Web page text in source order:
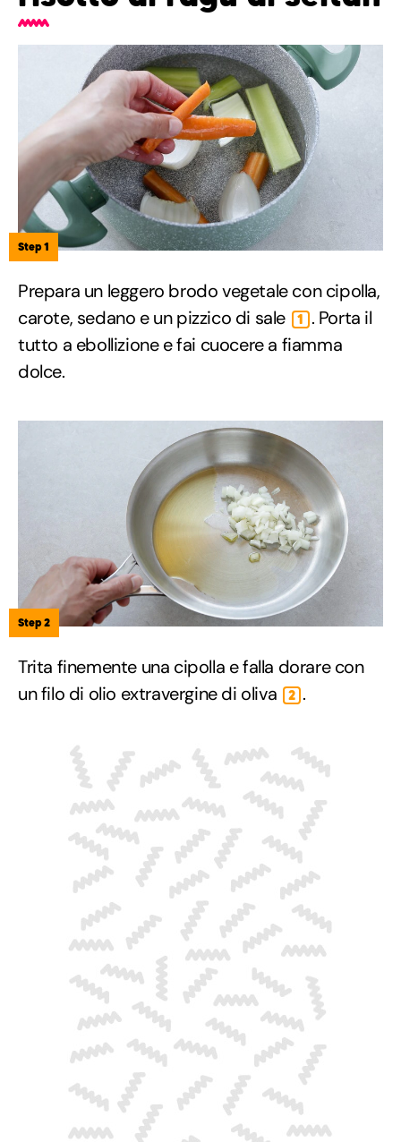
Step 1
Prepara un leggero brodo vegetale con cipolla,
carote, sedano e un pizzico di sale
1
. Porta il
tutto a ebollizione e fai cuocere a fiamma
dolce.
Step 2
Trita finemente una cipolla e falla dorare con
un filo di olio extravergine di oliva
2 .